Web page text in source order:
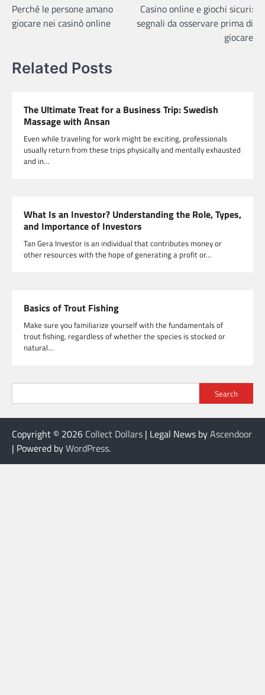
navigation
Perché le persone amano
giocare nei casinò online
Casino online e giochi sicuri:
segnali da osservare prima di
giocare
Related Posts
The Ultimate Treat for a Business Trip: Swedish
Massage with Ansan
Even while traveling for work might be exciting, professionals
usually return from these trips physically and mentally exhausted
and in…
What Is an Investor? Understanding the Role, Types,
and Importance of Investors
Tan Gera Investor is an individual that contributes money or
other resources with the hope of generating a profit or…
Basics of Trout Fishing
Make sure you familiarize yourself with the fundamentals of
trout fishing, regardless of whether the species is stocked or
natural…
Search
Copyright © 2026 Collect Dollars | Legal News byAscendoor
| Powered byWordPress.